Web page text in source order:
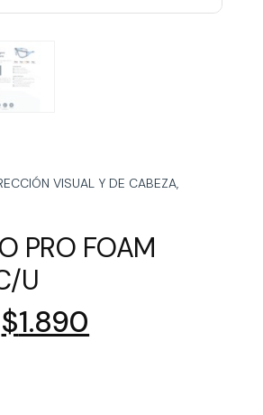
VISUAL Y DE CABEZA,
PRO FOAM
U
$1.890